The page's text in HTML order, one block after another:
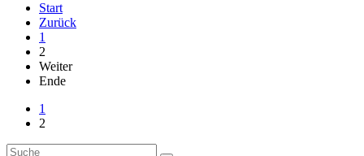
Start
Zurück
1
2
Weiter
Ende
1
2